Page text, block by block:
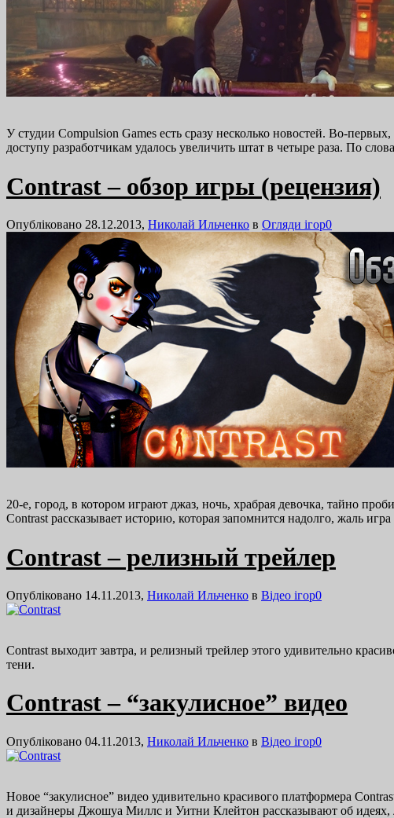
У студии Compulsion Games есть сразу несколько новостей. Во-
доступу разработчикам удалось увеличить штат в четыре раза. По
Contrast – обзор игры (рецензия)
Опубліковано 28.12.2013, Николай Ильченко в Огляди ігор0
20-е, город, в котором играют джаз, ночь, храбрая девочка, тайно
Contrast рассказывает историю, которая запомнится надолго, жаль
Contrast – релизный трейлер
Опубліковано 14.11.2013, Николай Ильченко в Відео ігор0
Contrast выходит завтра, и релизный трейлер этого удивительно
тени.
Contrast – “закулисное” видео
Опубліковано 04.11.2013, Николай Ильченко в Відео ігор0
Новое “закулисное” видео удивительно красивого платформера
и дизайнеры Джошуа Миллс и Уитни Клейтон рассказывают об